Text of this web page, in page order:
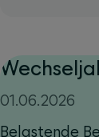
01.06.2026
Belastende